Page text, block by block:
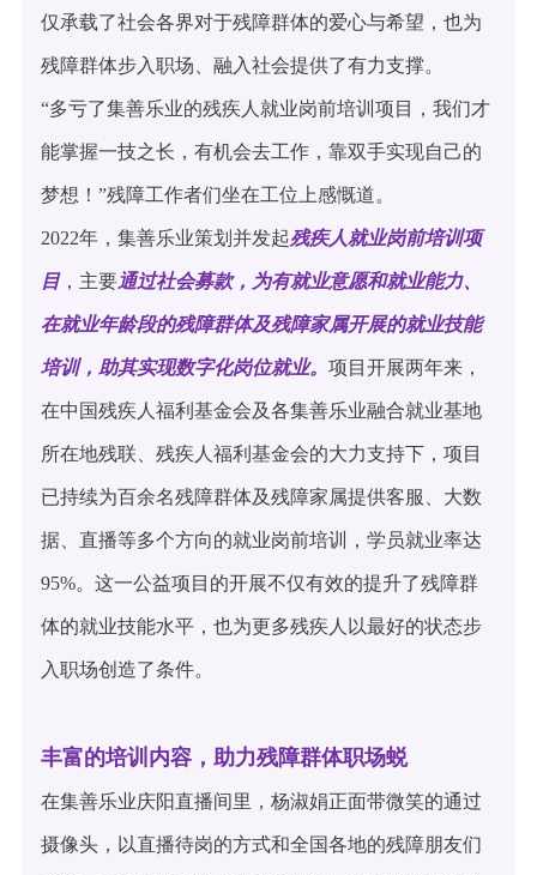
仅承载了社会各界对于残障群体的爱心与希望，也为
残障群体步入职场、融入社会提供了有力支撑。
“多亏了集善乐业的残疾人就业岗前培训项目，我们才
能掌握一技之长，有机会去工作，靠双手实现自己的
梦想！”残障工作者们坐在工位上感慨道。
2022年，集善乐业策划并发起残疾人就业岗前培训项
目，主要通过社会募款，为有就业意愿和就业能力、
在就业年龄段的残障群体及残障家属开展的就业技能
培训，助其实现数字化岗位就业。 项目开展两年来，
在中国残疾人福利基金会及各集善乐业融合就业基地
所在地残联、残疾人福利基金会的大力支持下，项目
已持续为百余名残障群体及残障家属提供客服、大数
据、直播等多个方向的就业岗前培训，学员就业率达
95%。这一公益项目的开展不仅有效的提升了残障群
体的就业技能水平，也为更多残疾人以最好的状态步
入职场创造了条件。
丰富的培训内容，助力残障群体职场蜕
在集善乐业庆阳直播间里，杨淑娟正面带微笑的通过
摄像头，以直播待岗的方式和全国各地的残障朋友们